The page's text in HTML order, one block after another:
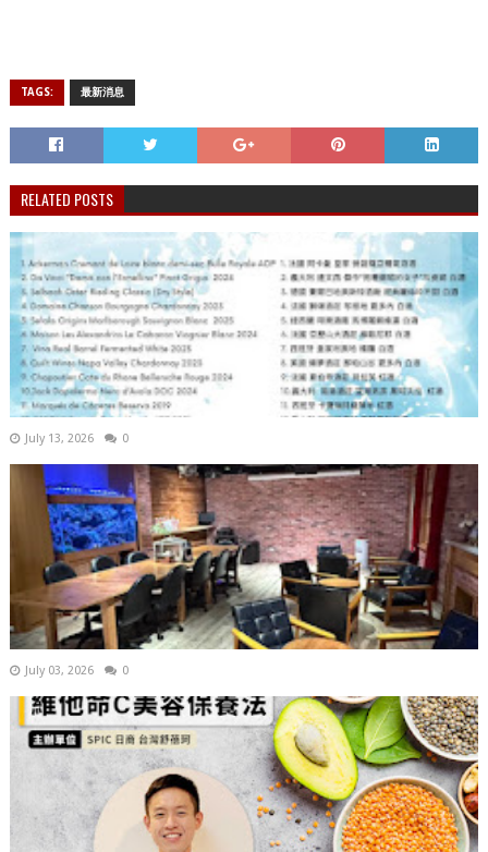
TAGS: 最新消息
RELATED POSTS
July 13, 2026 0
July 03, 2026 0